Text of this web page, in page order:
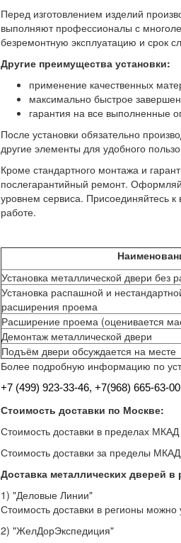
Перед изготовлением изделий
выполняют профессионалы с
безремонтную эксплуатацию и срок
Другие преимущества установки:
применение качественных
максимально быстрое
гарантия на все выполненные
После установки обязательно
другие элементы для удобного
Кроме стандартного монтажа и
послегарантийный ремонт.
уровнем сервиса. Присоединяйтесь к
работе.
Установка металлической двери без
Установка распашной и
расширения проема
Расширение проема (оценивается
Демонтаж металлической двери
Подъём двери обсуждается на месте
Более подробную информацию по
+7 (499) 923-33-46, +7(968) 665-63-
Стоимость доставки по Москве:
Стоимость доставки в пределах
Стоимость доставки за пределы
Доставка металлических дверей
1) "Деловые Линии"
Стоимость доставки в регионы
2) "ЖелДорЭкспедиция"